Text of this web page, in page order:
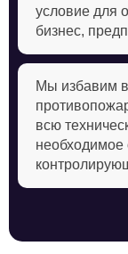
условие для
бизнес,
Мы избавим
всю
необходимое